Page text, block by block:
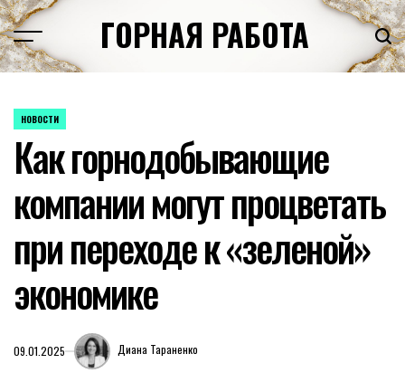
Перейти
к
содержимому
ГОРНАЯ РАБОТА
ОПУБЛИКОВАНО
НОВОСТИ
Как горнодобывающие
компании могут процветать
при переходе к «зеленой»
экономике
09.01.2025 Диана Тараненко